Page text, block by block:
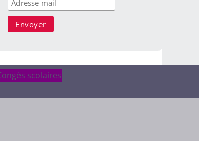
scolaires